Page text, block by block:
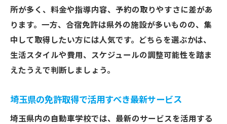
所が多く、料金や指導内容、予約の取りやすさに差があ
ります。一方、合宿免許は県外の施設が多いものの、集
中して取得したい方には人気です。どちらを選ぶかは、
生活スタイルや費用、スケジュールの調整可能性を踏ま
えたうえで判断しましょう。
埼玉県の免許取得で活用すべき最新サービス
埼玉県内の自動車学校では、最新のサービスを活用する